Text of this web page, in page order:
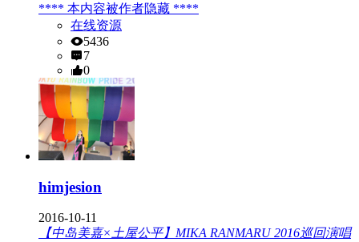
**** 本内容被作者隐藏 ****
在线资源
5436
7
0
himjesion
2016-10-11
【中岛美嘉×土屋公平】MIKA RANMARU 2016巡回演唱